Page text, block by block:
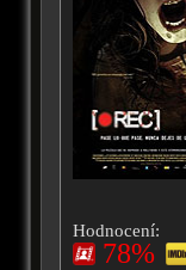
Hodnocení:
78%